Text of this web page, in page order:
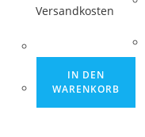
Versandkosten
IN DEN
WARENKORB